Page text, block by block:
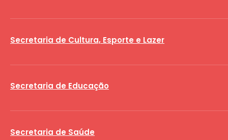
Secretaria de Cultura, Esporte e Lazer
Secretaria de Educação
Secretaria de Saúde